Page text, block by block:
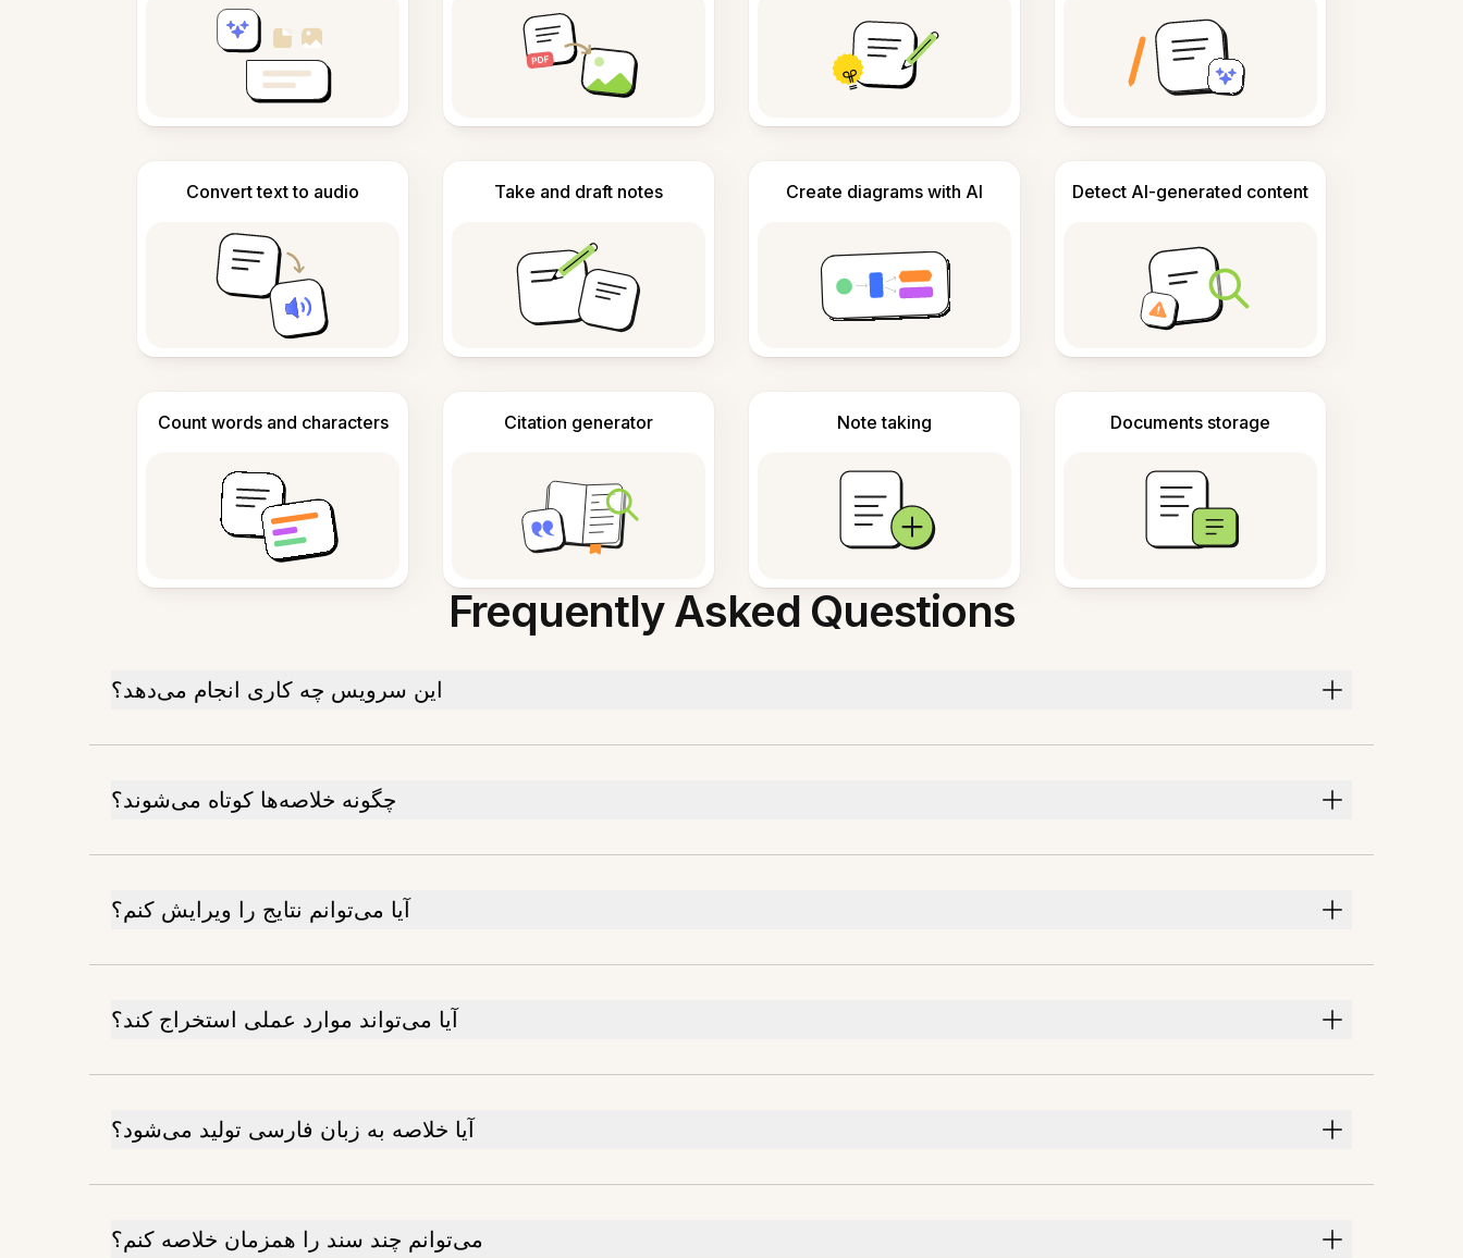
Convert text to audio Take and draft notes Create diagrams with AI Detect AI-generated content
Count words and characters Citation generator Note taking Documents storage
Frequently Asked Questions
این سرویس چه کاری انجام می‌دهد؟
چگونه خلاصه‌ها کوتاه می‌شوند؟
آیا می‌توانم نتایج را ویرایش کنم؟
آیا می‌تواند موارد عملی استخراج کند؟
آیا خلاصه به زبان فارسی تولید می‌شود؟
می‌توانم چند سند را همزمان خلاصه کنم؟